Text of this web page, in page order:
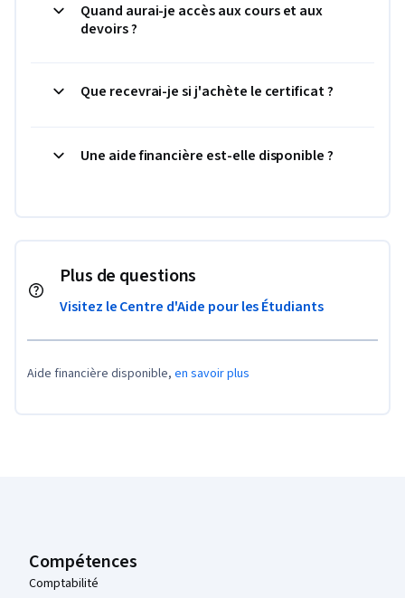
Quand aurai-je accès aux cours et aux
devoirs ?
Que recevrai-je si j'achète le certificat ?
Une aide financière est-elle disponible ?
Plus de questions
Visitez le Centre d'Aide pour les Étudiants
Aide financière disponible, en savoir plus
Compétences
Comptabilité